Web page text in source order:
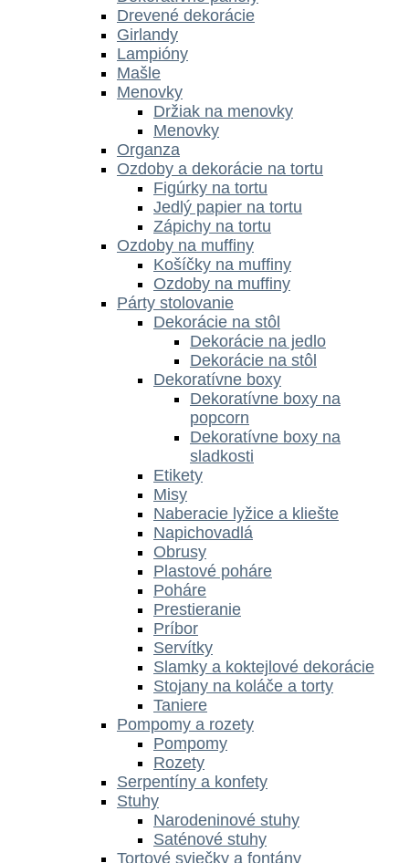
Drevené dekorácie
Girlandy
Lampióny
Mašle
Menovky
Držiak na menovky
Menovky
Organza
Ozdoby a dekorácie na tortu
Figúrky na tortu
Jedlý papier na tortu
Zápichy na tortu
Ozdoby na muffiny
Košíčky na muffiny
Ozdoby na muffiny
Párty stolovanie
Dekorácie na stôl
Dekorácie na jedlo
Dekorácie na stôl
Dekoratívne boxy
Dekoratívne boxy na
popcorn
Dekoratívne boxy na
sladkosti
Etikety
Misy
Naberacie lyžice a kliešte
Napichovadlá
Obrusy
Plastové poháre
Poháre
Prestieranie
Príbor
Servítky
Slamky a koktejlové dekorácie
Stojany na koláče a torty
Taniere
Pompomy a rozety
Pompomy
Rozety
Serpentíny a konfety
Stuhy
Narodeninové stuhy
Saténové stuhy
Tortové sviečky a fontány